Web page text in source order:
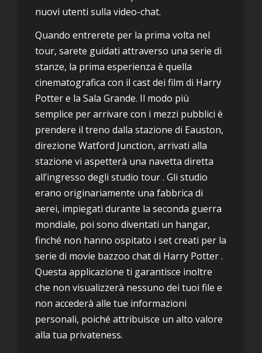
nuovi utenti sulla video-chat.
Quando entrerete per la prima volta nel
tour, sarete guidati attraverso una serie di
stanze, la prima esperienza è quella
cinematografica con il cast dei film di Harry
Potter e la Sala Grande. Il modo più
semplice per arrivare con i mezzi pubblici è
prendere il treno dalla stazione di Eauston,
direzione Watford Junction, arrivati alla
stazione vi aspetterà una navetta diretta
all’ingresso degli studio tour . Gli studio
erano originariamente una fabbrica di
aerei, impiegati durante la seconda guerra
mondiale, poi sono diventati un hangar,
finché non hanno ospitato i set creati per la
serie di movie bazzoo chatdi Harry Potter .
Questa applicazione ti garantisce inoltre
che non visualizzerà nessuno dei tuoi file e
non accederà alle tue informazioni
personali, poiché attribuisce un alto valore
alla tua privateness.